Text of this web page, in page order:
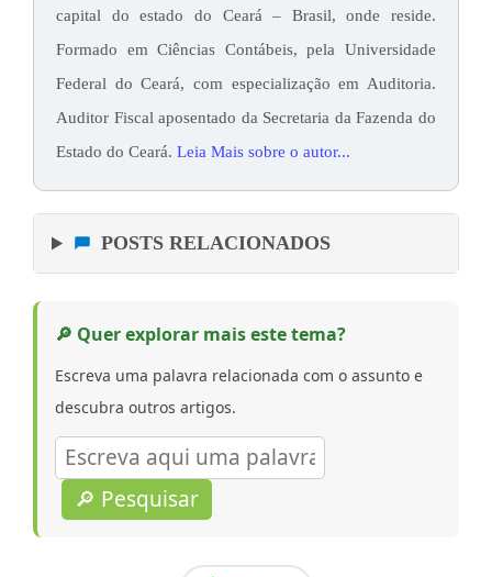
capital do estado do Ceará – Brasil, onde reside.
Formado em Ciências Contábeis, pela Universidade
Federal do Ceará, com especialização em Auditoria.
Auditor Fiscal aposentado da Secretaria da Fazenda do
Estado do Ceará. Leia Mais sobre o autor...
POSTS RELACIONADOS
🔎 Quer explorar mais este tema?
Escreva uma palavra relacionada com o assunto e
descubra outros artigos.
🔎 Pesquisar